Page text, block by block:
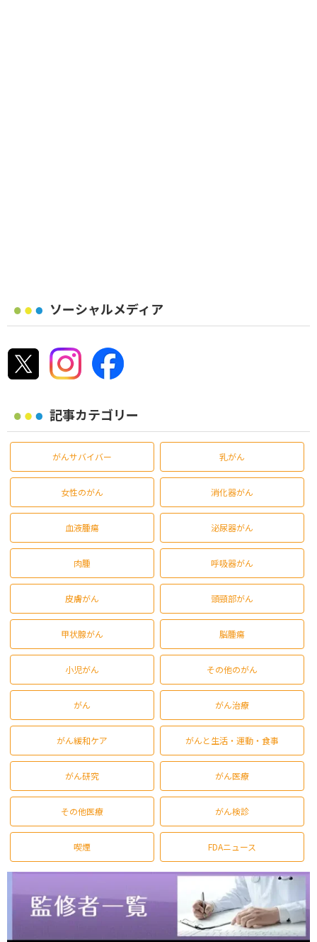
ソーシャルメディア
記事カテゴリー
がんサバイバー 乳がん
女性のがん 消化器がん
血液腫瘍 泌尿器がん
肉腫 呼吸器がん
皮膚がん 頭頸部がん
甲状腺がん 脳腫瘍
小児がん その他のがん
がん がん治療
がん緩和ケア がんと生活・運動・食事
がん研究 がん医療
その他医療 がん検診
喫煙 FDAニュース